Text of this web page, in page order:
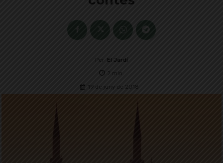
Per El Jardí
2 min.
19 de juny de 2018